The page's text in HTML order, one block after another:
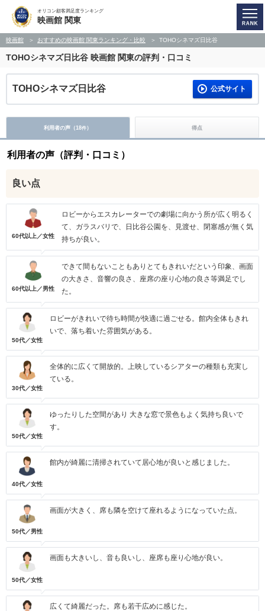
オリコン顧客満足度ランキング
映画館 関東
映画館 おすすめの映画館 関東ランキング・比較 TOHOシネマズ日比谷
TOHOシネマズ日比谷 映画館 関東の評判・口コミ
TOHOシネマズ日比谷 公式サイト
利用者の声（18件） 得点
利用者の声（評判・口コミ）
良い点
60代以上／女性
ロビーからエスカレーターでの劇場に向かう所が広く明るく
て、ガラスバリで、日比谷公園を、見渡せ、閉塞感が無く気
持ちが良い。
60代以上／男性
できて間もないこともありとてもきれいだという印象、画面
の大きさ、音響の良さ、座席の座り心地の良さ等満足でし
た。
50代／女性
ロビーがきれいで待ち時間が快適に過ごせる。館内全体もきれ
いで、落ち着いた雰囲気がある。
30代／女性
全体的に広くて開放的。上映しているシアターの種類も充実し
ている。
50代／女性
ゆったりした空間があり 大きな窓で景色もよく気持ち良いで
す。
40代／女性
館内が綺麗に清掃されていて居心地が良いと感じました。
50代／男性
画面が大きく、席も隣を空けて座れるようになっていた点。
50代／女性
画面も大きいし、音も良いし、座席も座り心地が良い。
広くて綺麗だった。席も若干広めに感じた。